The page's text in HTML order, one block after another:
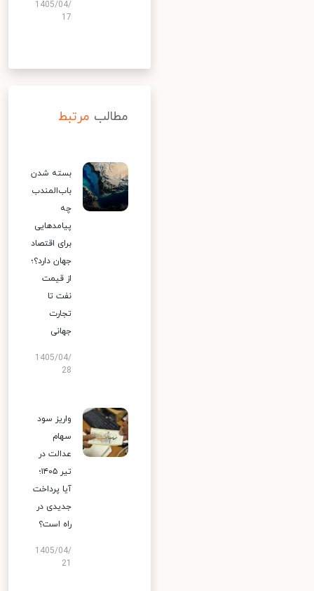
1405/04/
17
مطالب مرتبط
بسته شدن
باب‌المندب
چه
پیامدهایی
برای اقتصاد
جهان دارد؟؛
از قیمت
نفت تا
تجارت
جهانی
1405/04/
28
واریز سود
سهام
عدالت در
تیر ۱۴۰۵؛
آیا پرداخت
جدیدی در
راه است؟
1405/04/